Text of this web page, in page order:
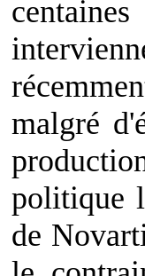
malgré
politique
de